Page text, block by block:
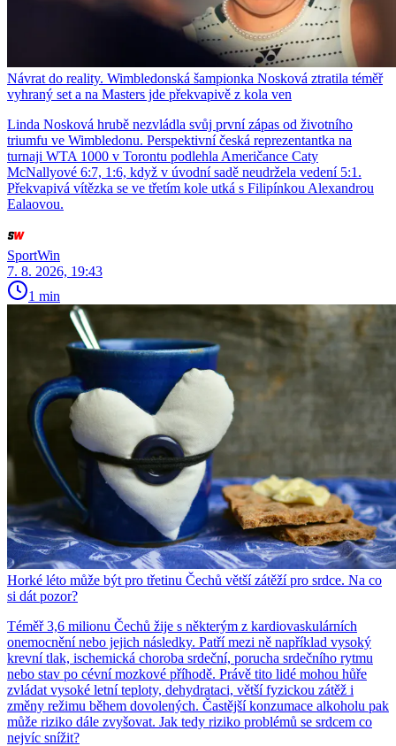
Návrat do reality. Wimbledonská šampionka Nosková ztratila téměř
vyhraný set a na Masters jde překvapivě z kola ven
Linda Nosková hrubě nezvládla svůj první zápas od životního
triumfu ve Wimbledonu. Perspektivní česká reprezentantka na
turnaji WTA 1000 v Torontu podlehla Američance Caty
McNallyové 6:7, 1:6, když v úvodní sadě neudržela vedení 5:1.
Překvapivá vítězka se ve třetím kole utká s Filipínkou Alexandrou
Ealaovou.
SportWin
7. 8. 2026, 19:43
1 min
Horké léto může být pro třetinu Čechů větší zátěží pro srdce. Na co
si dát pozor?
Téměř 3,6 milionu Čechů žije s některým z kardiovaskulárních
onemocnění nebo jejich následky. Patří mezi ně například vysoký
krevní tlak, ischemická choroba srdeční, porucha srdečního rytmu
nebo stav po cévní mozkové příhodě. Právě tito lidé mohou hůře
zvládat vysoké letní teploty, dehydrataci, větší fyzickou zátěž i
změny režimu během dovolených. Častější konzumace alkoholu pak
může riziko dále zvyšovat. Jak tedy riziko problémů se srdcem co
nejvíc snížit?